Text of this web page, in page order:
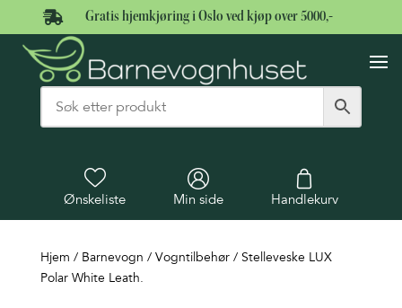
 Gratis hjemkjøring i Oslo ved kjøp over 5000,-
Ønskeliste Min side Handlekurv
Hjem / Barnevogn / Vogntilbehør/ Stelleveske LUX
Polar White Leath.